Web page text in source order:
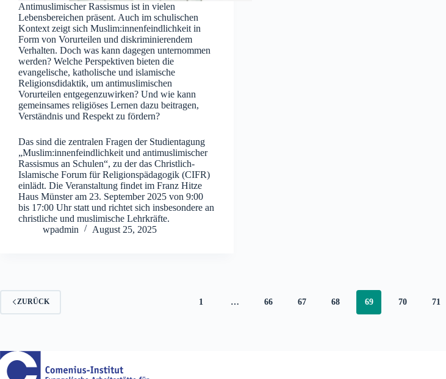
Antimuslimischer Rassismus ist in vielen
Lebensbereichen präsent. Auch im schulischen
Kontext zeigt sich Muslim:innenfeindlichkeit in
Form von Vorurteilen und diskriminierendem
Verhalten. Doch was kann dagegen unternommen
werden? Welche Perspektiven bieten die
evangelische, katholische und islamische
Religionsdidaktik, um antimuslimischen
Vorurteilen entgegenzuwirken? Und wie kann
gemeinsames religiöses Lernen dazu beitragen,
Verständnis und Respekt zu fördern?
Das sind die zentralen Fragen der Studientagung
„Muslim:innenfeindlichkeit und antimuslimischer
Rassismus an Schulen“, zu der das Christlich-
Islamische Forum für Religionspädagogik (CIFR)
einlädt. Die Veranstaltung findet im Franz Hitze
Haus Münster am 23. September 2025 von 9:00
bis 17:00 Uhr statt und richtet sich insbesondere an
christliche und muslimische Lehrkräfte.
wpadmin
August 25, 2025
ZURÜCK 1 … 66 67 68 69 70 71